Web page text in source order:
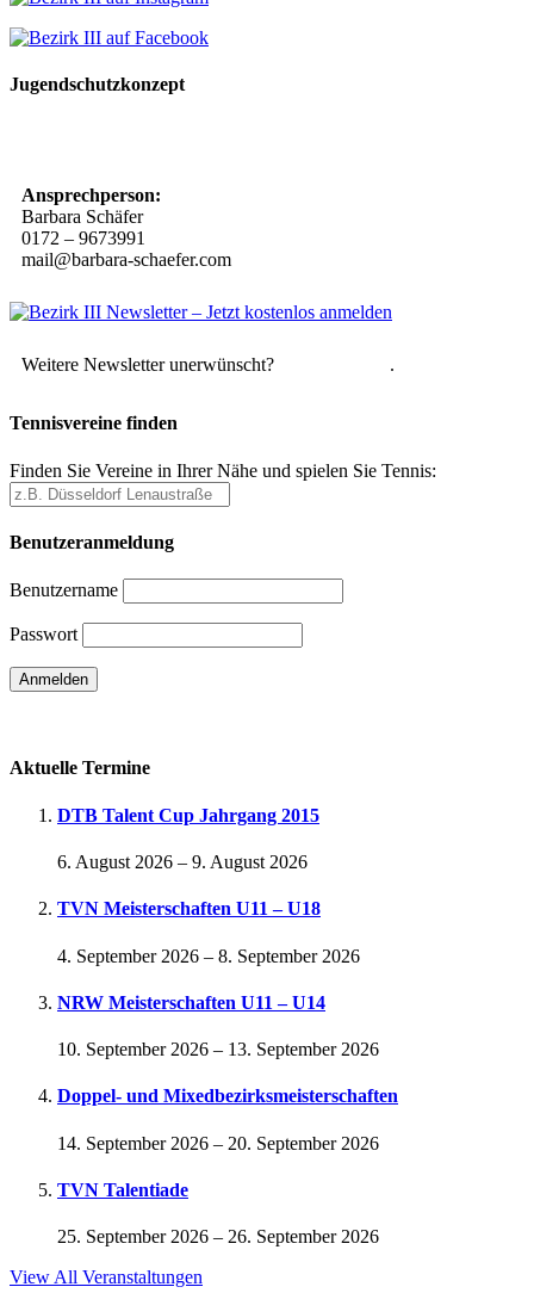
Jugendschutzkonzept
Ansprechperson:
Barbara Schäfer
0172 – 9673991
mail@barbara-schaefer.com
Weitere Newsletter unerwünscht? .
Tennisvereine finden
Finden Sie Vereine in Ihrer Nähe und spielen Sie Tennis:
Benutzeranmeldung
Benutzername
Passwort
Aktuelle Termine
DTB Talent Cup Jahrgang 2015
6. August 2026 – 9. August 2026
TVN Meisterschaften U11 – U18
4. September 2026 – 8. September 2026
NRW Meisterschaften U11 – U14
10. September 2026 – 13. September 2026
Doppel- und Mixedbezirksmeisterschaften
14. September 2026 – 20. September 2026
TVN Talentiade
25. September 2026 – 26. September 2026
View All Veranstaltungen